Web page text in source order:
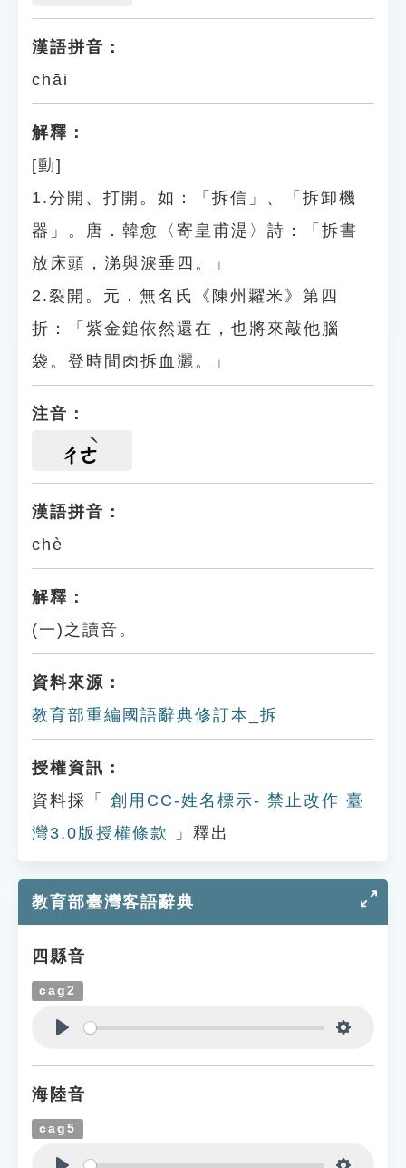
漢語拼音：
chāi
解釋：
[動]
1.分開、打開。如：「拆信」、「拆卸機
器」。唐．韓愈〈寄皇甫湜〉詩：「拆書
放床頭，涕與淚垂四。」
2.裂開。元．無名氏《陳州糶米》第四
折：「紫金鎚依然還在，也將來敲他腦
袋。登時間肉拆血灑。」
注音：
ㄔㄜ
漢語拼音：
chè
解釋：
(一)之讀音。
資料來源：
教育部重編國語辭典修訂本_拆
授權資訊：
資料採「
創用CC-姓名標示- 禁止改作 臺
灣3.0版授權條款
」釋出
教育部臺灣客語辭典
四縣音
cag2
海陸音
cag5